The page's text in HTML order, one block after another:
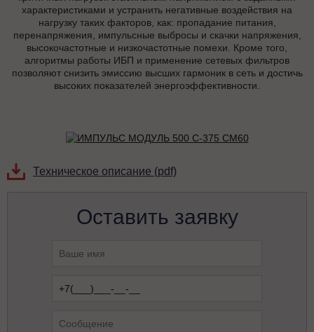
характеристиками и устранить негативные воздействия на
нагрузку таких факторов, как: пропадание питания,
перенапряжения, импульсные выбросы и скачки напряжения,
высокочастотные и низкочастотные помехи. Кроме того,
алгоритмы работы ИБП и применение сетевых фильтров
позволяют снизить эмиссию высших гармоник в сеть и достичь
высоких показателей энергоэффективности.
Техническое описание (pdf)
Оставить заявку